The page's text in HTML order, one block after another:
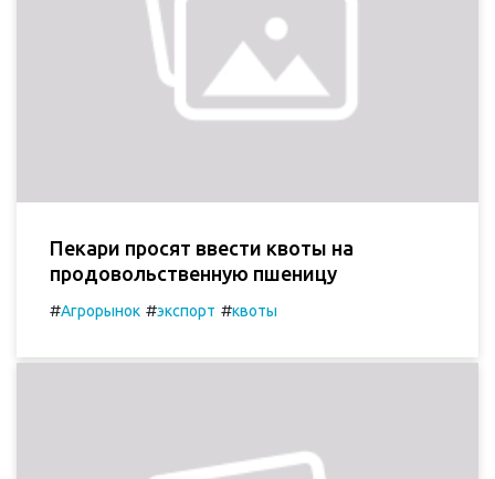
Пекари просят ввести квоты на
продовольственную пшеницу
#Агрорынок #экспорт #квоты